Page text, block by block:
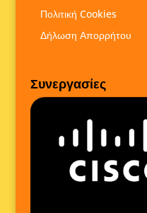
Πολιτική Cookies
Δήλωση Απορρήτου
Συνεργασίες